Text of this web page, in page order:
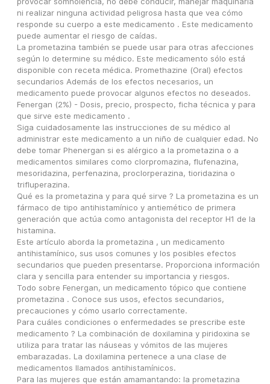
ni realizar ninguna actividad peligrosa hasta que vea cómo
responde su cuerpo a este medicamento . Este medicamento
puede aumentar el riesgo de caídas.
La prometazina también se puede usar para otras afecciones
según lo determine su médico. Este medicamento sólo está
disponible con receta médica. Promethazine (Oral) efectos
secundarios Además de los efectos necesarios, un
medicamento puede provocar algunos efectos no deseados.
Fenergan (2%) - Dosis, precio, prospecto, ficha técnica y para
que sirve este medicamento .
Siga cuidadosamente las instrucciones de su médico al
administrar este medicamento a un niño de cualquier edad. No
debe tomar Phenergan si es alérgico a la prometazina o a
medicamentos similares como clorpromazina, flufenazina,
mesoridazina, perfenazina, proclorperazina, tioridazina o
trifluperazina.
Qué es la prometazina y para qué sirve ? La prometazina es un
fármaco de tipo antihistamínico y antiemético de primera
generación que actúa como antagonista del receptor H1 de la
histamina.
Este artículo aborda la prometazina , un medicamento
antihistamínico, sus usos comunes y los posibles efectos
secundarios que pueden presentarse. Proporciona información
clara y sencilla para entender su importancia y riesgos.
Todo sobre Fenergan, un medicamento tópico que contiene
prometazina . Conoce sus usos, efectos secundarios,
precauciones y cómo usarlo correctamente.
Para cuáles condiciones o enfermedades se prescribe este
medicamento ? La combinación de doxilamina y piridoxina se
utiliza para tratar las náuseas y vómitos de las mujeres
embarazadas. La doxilamina pertenece a una clase de
medicamentos llamados antihistamínicos.
Para las mujeres que están amamantando: la prometazina